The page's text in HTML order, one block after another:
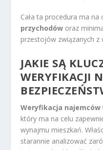
Cała ta procedura ma na
przychodów oraz
przestojów związanych
JAKIE SĄ
WERYFIKACJI
Weryfikacja najemców
który ma na celu
wynajmu mieszkań.
starannie analizować